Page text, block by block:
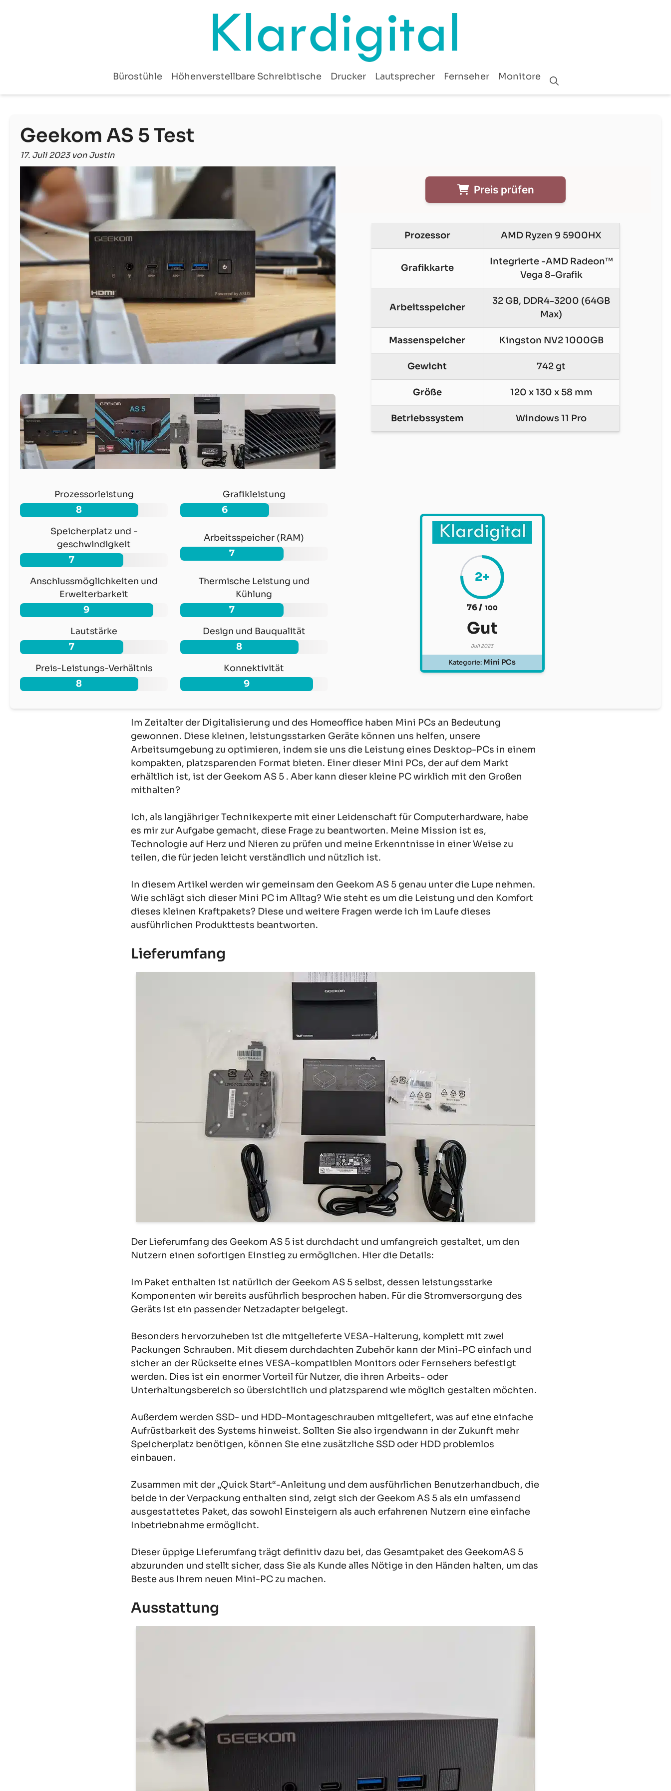
Bürostühle Höhenverstellbare Schreibtische Drucker Lautsprecher Fernseher Monitore
Geekom AS 5 Test
17. Juli 2023 von Justin
Preis prüfen
Prozessor AMD Ryzen 9 5900HX
Grafikkarte
Integrierte -AMD Radeon™
Vega 8-Grafik
Arbeitsspeicher
32 GB, DDR4-3200 (64GB
Max)
Massenspeicher Kingston NV2 1000GB
Gewicht 742 gt
Größe 120 x 130 x 58 mm
Betriebssystem Windows 11 Pro
Prozessorleistung
8
Grafikleistung
6
Speicherplatz und -
geschwindigkeit
7
Arbeitsspeicher (RAM)
7
Anschlussmöglichkeiten und
Erweiterbarkeit
9
Thermische Leistung und
Kühlung
7
Lautstärke
7
Design und Bauqualität
8
Preis-Leistungs-Verhältnis
8
Konnektivität
9
2+
76 / 100
Gut
Juli 2023
Kategorie: Mini PCs
Im Zeitalter der Digitalisierung und des Homeoffice haben Mini PCs an Bedeutung
gewonnen. Diese kleinen, leistungsstarken Geräte können uns helfen, unsere
Arbeitsumgebung zu optimieren, indem sie uns die Leistung eines Desktop-PCs in einem
kompakten, platzsparenden Format bieten. Einer dieser Mini PCs, der auf dem Markt
erhältlich ist, ist der Geekom AS 5 . Aber kann dieser kleine PC wirklich mit den Großen
mithalten?
Ich, als langjähriger Technikexperte mit einer Leidenschaft für Computerhardware, habe
es mir zur Aufgabe gemacht, diese Frage zu beantworten. Meine Mission ist es,
Technologie auf Herz und Nieren zu prüfen und meine Erkenntnisse in einer Weise zu
teilen, die für jeden leicht verständlich und nützlich ist.
In diesem Artikel werden wir gemeinsam den Geekom AS 5 genau unter die Lupe nehmen.
Wie schlägt sich dieser Mini PC im Alltag? Wie steht es um die Leistung und den Komfort
dieses kleinen Kraftpakets? Diese und weitere Fragen werde ich im Laufe dieses
ausführlichen Produkttests beantworten.
Lieferumfang
Der Lieferumfang des Geekom AS 5 ist durchdacht und umfangreich gestaltet, um den
Nutzern einen sofortigen Einstieg zu ermöglichen. Hier die Details:
Im Paket enthalten ist natürlich der Geekom AS 5 selbst, dessen leistungsstarke
Komponenten wir bereits ausführlich besprochen haben. Für die Stromversorgung des
Geräts ist ein passender Netzadapter beigelegt.
Besonders hervorzuheben ist die mitgelieferte VESA-Halterung, komplett mit zwei
Packungen Schrauben. Mit diesem durchdachten Zubehör kann der Mini-PC einfach und
sicher an der Rückseite eines VESA-kompatiblen Monitors oder Fernsehers befestigt
werden. Dies ist ein enormer Vorteil für Nutzer, die ihren Arbeits- oder
Unterhaltungsbereich so übersichtlich und platzsparend wie möglich gestalten möchten.
Außerdem werden SSD- und HDD-Montageschrauben mitgeliefert, was auf eine einfache
Aufrüstbarkeit des Systems hinweist. Sollten Sie also irgendwann in der Zukunft mehr
Speicherplatz benötigen, können Sie eine zusätzliche SSD oder HDD problemlos
einbauen.
Zusammen mit der „Quick Start“-Anleitung und dem ausführlichen Benutzerhandbuch, die
beide in der Verpackung enthalten sind, zeigt sich der Geekom AS 5 als ein umfassend
ausgestattetes Paket, das sowohl Einsteigern als auch erfahrenen Nutzern eine einfache
Inbetriebnahme ermöglicht.
Dieser üppige Lieferumfang trägt definitiv dazu bei, das Gesamtpaket des GeekomAS 5
abzurunden und stellt sicher, dass Sie als Kunde alles Nötige in den Händen halten, um das
Beste aus Ihrem neuen Mini-PC zu machen.
Ausstattung